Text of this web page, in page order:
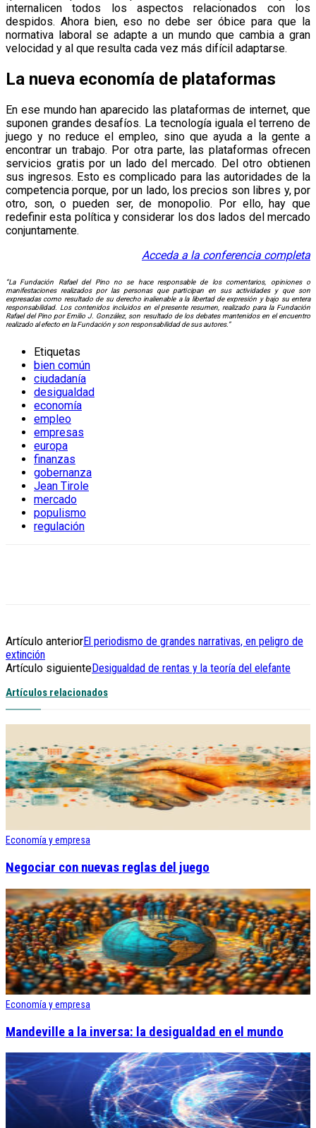
internalicen todos los aspectos relacionados con los
despidos. Ahora bien, eso no debe ser óbice para que la
normativa laboral se adapte a un mundo que cambia a gran
velocidad y al que resulta cada vez más difícil adaptarse.
La nueva economía de plataformas
En ese mundo han aparecido las plataformas de internet, que
suponen grandes desafíos. La tecnología iguala el terreno de
juego y no reduce el empleo, sino que ayuda a la gente a
encontrar un trabajo. Por otra parte, las plataformas ofrecen
servicios gratis por un lado del mercado. Del otro obtienen
sus ingresos. Esto es complicado para las autoridades de la
competencia porque, por un lado, los precios son libres y, por
otro, son, o pueden ser, de monopolio. Por ello, hay que
redefinir esta política y considerar los dos lados del mercado
conjuntamente.
Acceda a la conferencia completa
“La Fundación Rafael del Pino no se hace responsable de los comentarios, opiniones o
manifestaciones realizados por las personas que participan en sus actividades y que son
expresadas como resultado de su derecho inalienable a la libertad de expresión y bajo su entera
responsabilidad. Los contenidos incluidos en el presente resumen, realizado para la Fundación
Rafael del Pino por Emilio J. González, son resultado de los debates mantenidos en el encuentro
realizado al efecto en la Fundación y son responsabilidad de sus autores.”
Etiquetas
bien común
ciudadanía
desigualdad
economía
empleo
empresas
europa
finanzas
gobernanza
Jean Tirole
mercado
populismo
regulación
Artículo anteriorEl periodismo de grandes narrativas, en peligro de
extinción
Artículo siguienteDesigualdad de rentas y la teoría del elefante
Artículos relacionados
Economía y empresa
Negociar con nuevas reglas del juego
Economía y empresa
Mandeville a la inversa: la desigualdad en el mundo